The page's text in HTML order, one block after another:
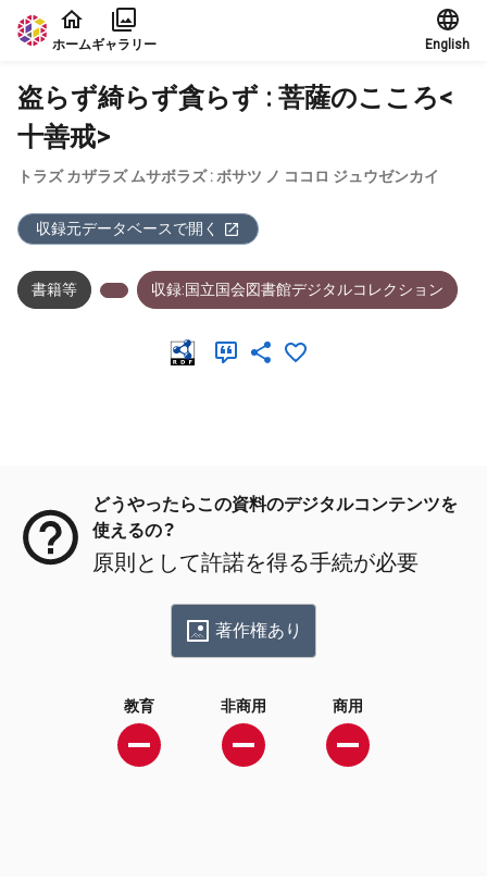
本文に飛ぶ
ホームギャラリー English
盗らず綺らず貪らず : 菩薩のこころ<
十善戒>
トラズ カザラズ ムサボラズ : ボサツ ノ ココロ ジュウゼンカイ
収録元データベースで開く
書籍等 収録:国立国会図書館デジタルコレクション
どうやったらこの資料のデジタルコンテンツを
使えるの？
原則として許諾を得る手続が必要
著作権あり
教育 非商用 商用